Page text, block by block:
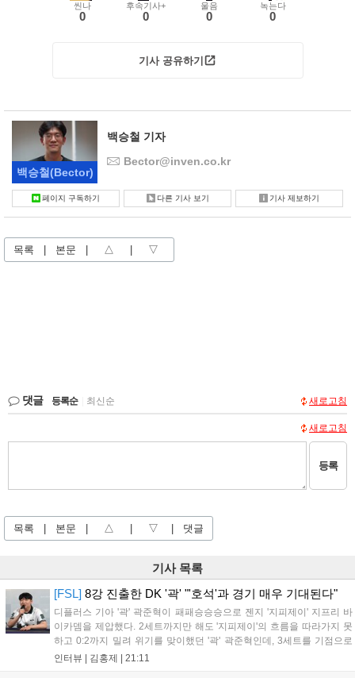
씬나
0
후속기사+
0
울음
0
녹는다
0
기사 공유하기
백승철(Bector)
백승철 기자
Bector@inven.co.kr
페이지 구독하기 다른 기사 보기 기사 제보하기
목록 본문 △ ▽
댓글 등록순 최신순 새로고침
새로고침
등록
목록 본문 △ ▽ 댓글
기사 목록
[FSL] 8강 진출한 DK '곽' "'호석'과 경기 매우 기대된다"
디플러스 기아 '곽' 곽준혁이 패패승승승으로 젠지 '지피제이' 지프리 바
이카뎀을 제압했다. 2세트까지만 해도 '지피제이'의 흐름을 따라가지 못
하고 0:2까지 밀려 위기를 맞이했던 '곽' 곽준혁인데, 3세트를 기점으로
분위기를 완전히 바꿨다. 3세트를 4:2로 승리한 뒤 이후부터는 완전히
인터뷰 | 김홍제 21:11